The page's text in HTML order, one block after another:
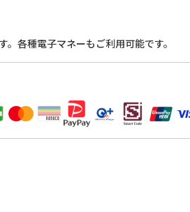
各種電子マネーもご利用可能です。